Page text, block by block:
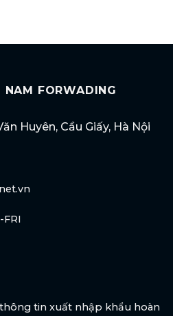
FORWADING
Huyên, Cầu Giấy, Hà Nội
FRI
tin xuất nhập khẩu hoàn